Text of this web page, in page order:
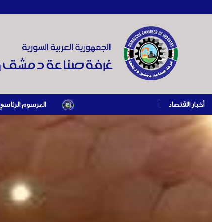
أخبار الاقتصاد | المرسوم الرئاسي رقم /69/ لعام 2026 .. دعم ضريبي للمنشآت المتضررة في إطار مسار التعافي الاقتصادي وإعادة تنشيط الإنتاج